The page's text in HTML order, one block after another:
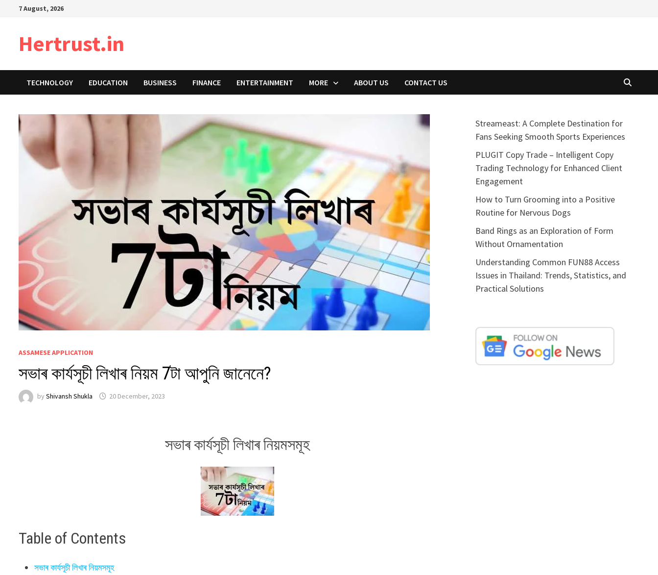
7 August, 2026
Hertrust.in
TECHNOLOGY EDUCATION BUSINESS FINANCE ENTERTAINMENT MORE ABOUT US CONTACT US
ASSAMESE APPLICATION
সভাৰ কাৰ্যসূচী লিখাৰ নিয়ম 7টা আপুনি জানেনে?
byShivansh Shukla 20 December, 2023
সভাৰ কাৰ্যসূচী লিখাৰ নিয়মসমূহ
Table of Contents
সভাৰ কাৰ্যসূচী লিখাৰ নিয়মসমূহ
Streameast: A Complete Destination for
Fans Seeking Smooth Sports Experiences
PLUGIT Copy Trade – Intelligent Copy
Trading Technology for Enhanced Client
Engagement
How to Turn Grooming into a Positive
Routine for Nervous Dogs
Band Rings as an Exploration of Form
Without Ornamentation
Understanding Common FUN88 Access
Issues in Thailand: Trends, Statistics, and
Practical Solutions